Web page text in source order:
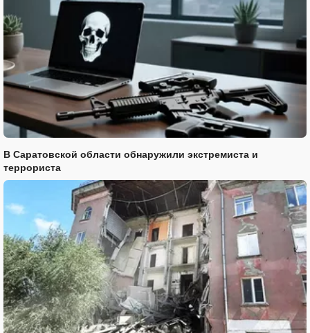
В Саратовской области обнаружили экстремиста и
террориста